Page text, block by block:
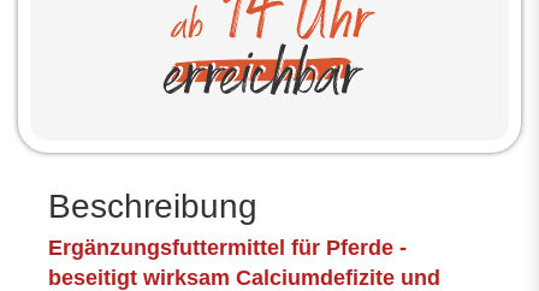
Beschreibung
Ergänzungsfuttermittel für Pferde -
beseitigt wirksam Calciumdefizite und